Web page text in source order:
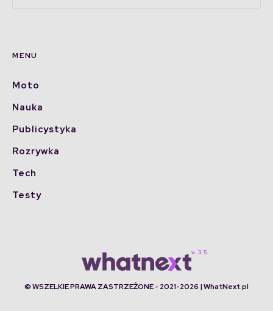
MENU
Moto
Nauka
Publicystyka
Rozrywka
Tech
Testy
© WSZELKIE PRAWA ZASTRZEŻONE - 2021-2026 | WhatNext.pl